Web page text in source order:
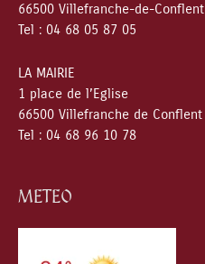
66500 Villefranche-de-Conflent
Tel : 04 68 05 87 05
LA MAIRIE
1 place de l’Eglise
66500 Villefranche de Conflent
Tel : 04 68 96 10 78
METEO